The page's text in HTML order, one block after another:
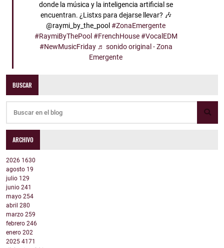
donde la música y la inteligencia artificial se
encuentran. ¿Listxs para dejarse llevar? 🎶
@raymi_by_the_pool#ZonaEmergente
#RaymiByThePool #FrenchHouse #VocalEDM
#NewMusicFriday ♬ sonido original - Zona
Emergente
BUSCAR
ARCHIVO
2026 1630
agosto 19
julio 129
junio 241
mayo 254
abril 280
marzo 259
febrero 246
enero 202
2025 4171